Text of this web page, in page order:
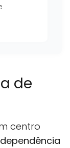
de
centro